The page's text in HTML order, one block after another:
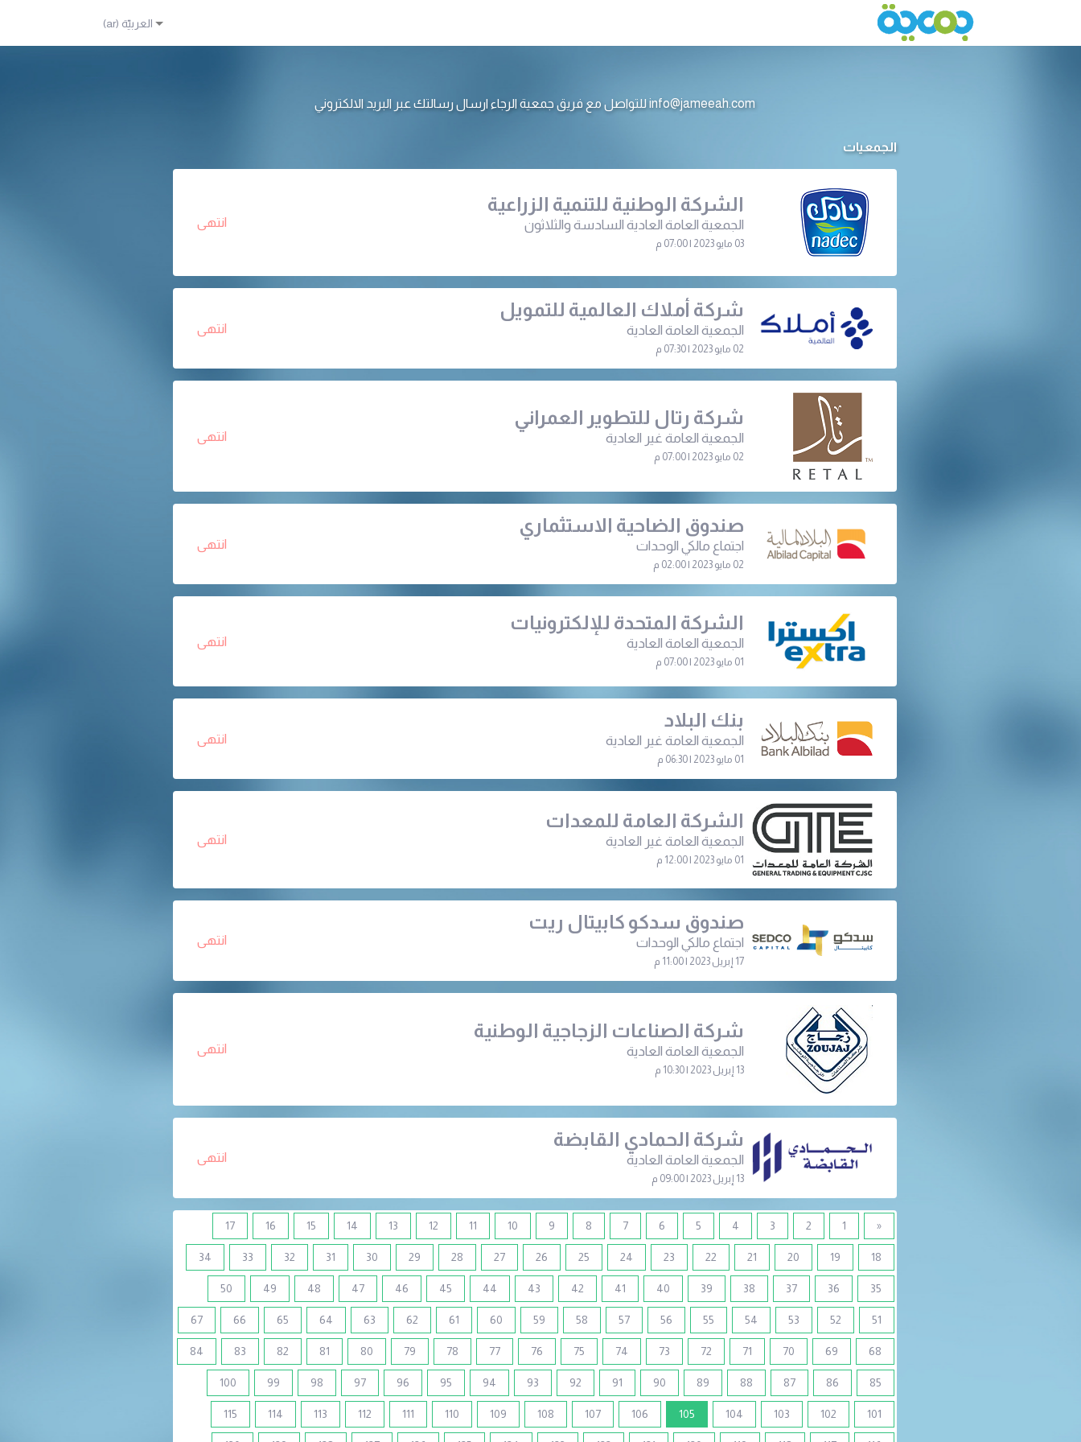
info@jameeah.com للتواصل مع فريق جمعية الرجاء ارسال رسالتك عبر البريد الالكتروني
الجمعيات
الشركة الوطنية للتنمية الزراعية
الجمعية العامة العادية السادسة والثلاثون
03 مايو 2023 | 07:00 م
انتهى
شركة أملاك العالمية للتمويل
الجمعية العامة العادية
02 مايو 2023 | 07:30 م
انتهى
شركة رتال للتطوير العمراني
الجمعية العامة غير العادية
02 مايو 2023 | 07:00 م
انتهى
صندوق الضاحية الاستثماري
اجتماع مالكي الوحدات
02 مايو 2023 | 02:00 م
انتهى
الشركة المتحدة للإلكترونيات
الجمعية العامة العادية
01 مايو 2023 | 07:00 م
انتهى
بنك البلاد
الجمعية العامة غير العادية
01 مايو 2023 | 06:30 م
انتهى
الشركة العامة للمعدات
الجمعية العامة غير العادية
01 مايو 2023 | 12:00 م
انتهى
صندوق سدكو كابيتال ريت
اجتماع مالكي الوحدات
17 إبريل 2023 | 11:00 م
انتهى
شركة الصناعات الزجاجية الوطنية
الجمعية العامة العادية
13 إبريل 2023 | 10:30 م
انتهى
شركة الحمادي القابضة
الجمعية العامة العادية
13 إبريل 2023 | 09:00 م
انتهى
«
1
2
3
4
5
6
7
8
9
10
11
12
13
14
15
16
17
18
19
20
21
22
23
24
25
26
27
28
29
30
31
32
33
34
35
36
37
38
39
40
41
42
43
44
45
46
47
48
49
50
51
52
53
54
55
56
57
58
59
60
61
62
63
64
65
66
67
68
69
70
71
72
73
74
75
76
77
78
79
80
81
82
83
84
85
86
87
88
89
90
91
92
93
94
95
96
97
98
99
100
101
102
103
104
105
(current)
106
107
108
109
110
111
112
113
114
115